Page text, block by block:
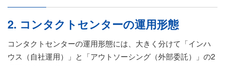
2. コンタクトセンターの運用形態
コンタクトセンターの運用形態には、大きく分けて「インハ
ウス（自社運用）」と「アウトソーシング（外部委託）」の2